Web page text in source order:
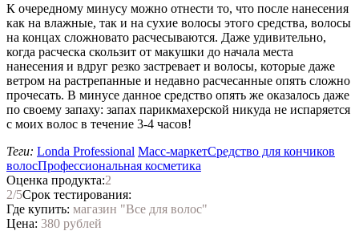
К очередному минусу можно отнести то, что после нанесения
как на влажные, так и на сухие волосы этого средства, волосы
на концах сложновато расчесываются. Даже удивительно,
когда расческа скользит от макушки до начала места
нанесения и вдруг резко застревает и волосы, которые даже
ветром на растрепанные и недавно расчесанные опять сложно
прочесать. В минусе данное средство опять же оказалось даже
по своему запаху: запах парикмахерской никуда не испаряется
с моих волос в течение 3-4 часов!
Теги: Londa Professional Масс-маркетСредство для кончиков
волосПрофессиональная косметика
Оценка продукта:2
2/5Срок тестирования:
Где купить: магазин "Все для волос"
Цена: 380 рублей